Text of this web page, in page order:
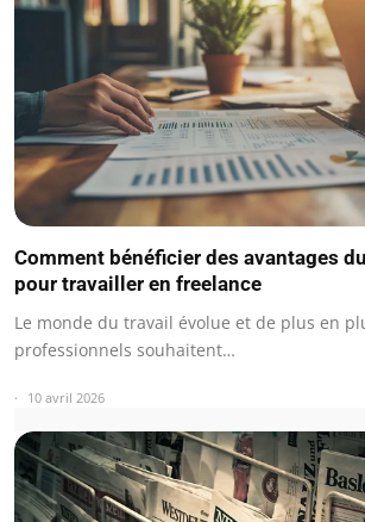
Comment bénéficier des avantages
pour travailler en freelance
Le monde du travail évolue et de plus en
professionnels souhaitent…
10 avril 2026